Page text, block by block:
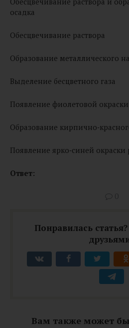
осадка
Обесцвечивание раствора
Образование металлического
Выделение бесцветного газа
Появление фиолетовой окраски
Образование
Появление ярко‑синей окраски
Ответ:
Понравилась
Вам также может